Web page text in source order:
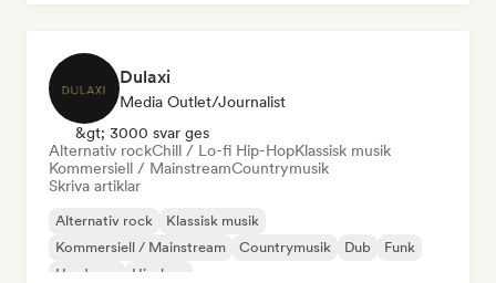
Dulaxi
Media Outlet/Journalist
&gt; 3000 svar ges
Alternativ rockChill / Lo-fi Hip-HopKlassisk musik
Kommersiell / MainstreamCountrymusik
Skriva artiklar
Alternativ rock
Klassisk musik
Kommersiell / Mainstream
Countrymusik Dub
Funk
Hardcore
Hip-hop